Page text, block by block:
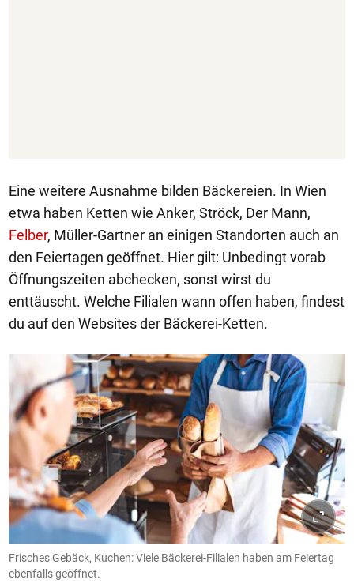
Eine weitere Ausnahme bilden Bäckereien. In Wien
etwa haben Ketten wie Anker, Ströck, Der Mann,
Felber, Müller-Gartner an einigen Standorten auch an
den Feiertagen geöffnet. Hier gilt: Unbedingt vorab
Öffnungszeiten abchecken, sonst wirst du
enttäuscht. Welche Filialen wann offen haben, findest
du auf den Websites der Bäckerei-Ketten.
Frisches Gebäck, Kuchen: Viele Bäckerei-Filialen haben am Feiertag
ebenfalls geöffnet.